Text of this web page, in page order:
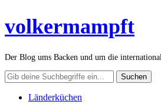
volkermampft
Der Blog ums Backen und um die
Länderküchen